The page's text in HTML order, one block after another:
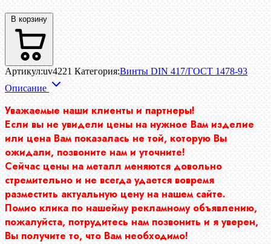
В корзину
Артикул:uv4221 Категория:Винты DIN 417/ГОСТ 1478-93
Описание
Уважаемые наши клиенты и партнеры!
Если вы не увидели цены на нужное Вам изделие
или цена Вам показалась не той, которую Вы
ожидали, позвоните нам и уточните!
Сейчас цены на металл меняются довольно
стремительно и не всегда удается вовремя
разместить актуальную цену на нашем сайте.
Помио клика по нашейму рекламному объявлению,
пожалуйста, потрудитесь нам позвонить и я уверен,
Вы получите то, что Вам необходимо!